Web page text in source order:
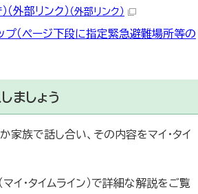
外部リンク） （外部リンク）
プ（ページ下段に指定緊急避難場所等の
ましょう
族で話し合い、その内容をマイ・タイ
イ・タイムライン）で詳細な解説をご覧